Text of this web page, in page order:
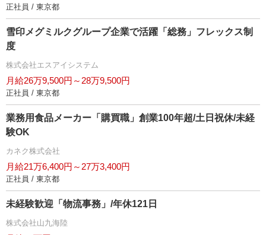
正社員 / 東京都
雪印メグミルクグループ企業で活躍「総務」フレックス制
度
株式会社エスアイシステム
月給26万9,500円～28万9,500円
正社員 / 東京都
業務用食品メーカー「購買職」創業100年超/土日祝休/未経
験OK
カネク株式会社
月給21万6,400円～27万3,400円
正社員 / 東京都
未経験歓迎「物流事務」/年休121日
株式会社山九海陸